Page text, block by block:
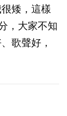
矮，這樣
，大家不知
歌聲好，